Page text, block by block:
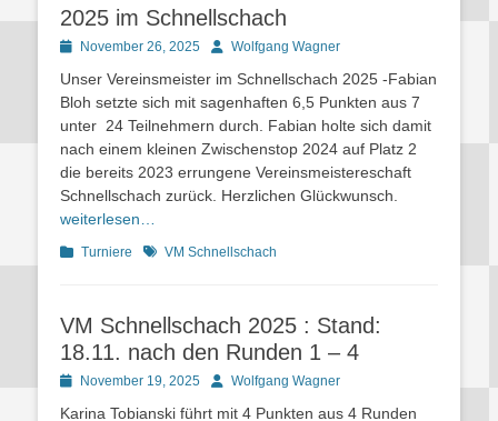
2025 im Schnellschach
PostedNovember 26, 2025 AutorWolfgang Wagner
Unser Vereinsmeister im Schnellschach 2025 -Fabian
Bloh setzte sich mit sagenhaften 6,5 Punkten aus 7
unter 24 Teilnehmern durch. Fabian holte sich damit
nach einem kleinen Zwischenstop 2024 auf Platz 2
die bereits 2023 errungene Vereinsmeistereschaft
Schnellschach zurück. Herzlichen Glückwunsch.
weiterlesen…
Kategorien
Turniere Schlagworte
VM Schnellschach
VM Schnellschach 2025 : Stand:
18.11. nach den Runden 1 – 4
PostedNovember 19, 2025 AutorWolfgang Wagner
Karina Tobianski führt mit 4 Punkten aus 4 Runden